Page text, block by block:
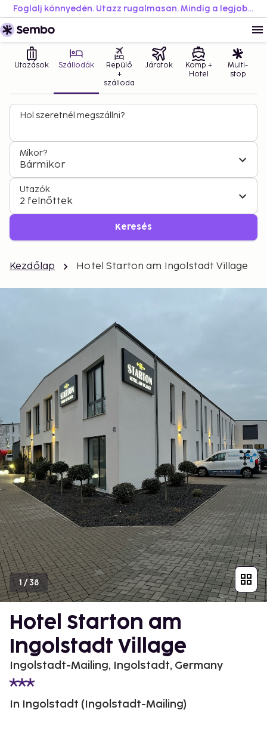
Foglalj könnyedén. Utazz rugalmasan. Mindig a legjobb áron.
Utazások Szállodák
Repülő
+
szálloda
Járatok
Komp +
Hotel
Multi-
stop
Hol szeretnél megszállni?
Mikor?
Bármikor
Utazók
2 felnőttek
Keresés
Kezdőlap Hotel Starton am Ingolstadt Village
1/38
Hotel Starton am
Ingolstadt Village
Ingolstadt-Mailing, Ingolstadt, Germany
In Ingolstadt (Ingolstadt-Mailing)